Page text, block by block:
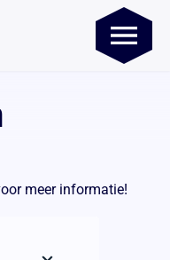
meer informatie!